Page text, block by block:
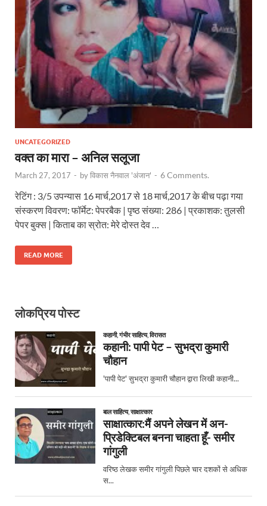
UNCATEGORIZED
वक्त का मारा – अनिल सलूजा
March 27, 2017 - byविकास नैनवाल 'अंजान' - 6 Comments.
रेटिंग : 3/5 उपन्यास 16 मार्च,2017 से 18 मार्च,2017 के बीच पढ़ा गया
संस्करण विवरण: फॉर्मेट: पेपरबैक | पृष्ठ संख्या: 286 | प्रकाशक: तुलसी
पेपर बुक्स | किताब का स्रोत: मेरे दोस्त देव …
READ MORE
लोकप्रिय पोस्ट